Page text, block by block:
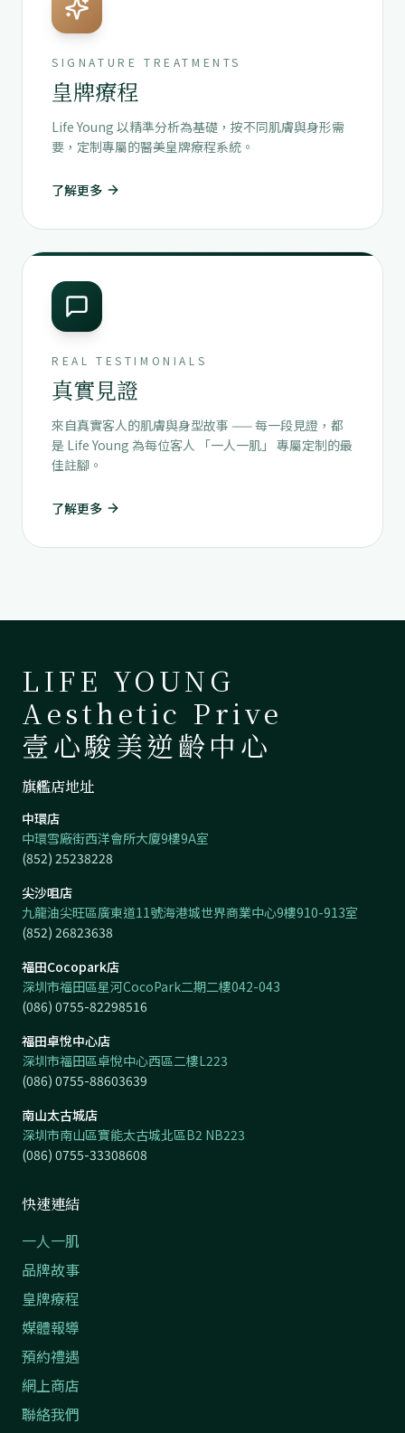
SIGNATURE TREATMENTS
皇牌療程
Life Young 以精準分析為基礎，按不同肌膚與身形需
要，定制專屬的醫美皇牌療程系統。
了解更多
REAL TESTIMONIALS
真實見證
來自真實客人的肌膚與身型故事 —— 每一段見證，都
是 Life Young 為每位客人 「一人一肌」 專屬定制的最
佳註腳。
了解更多
LIFE YOUNG
Aesthetic Prive
壹心駿美逆齡中心
旗艦店地址
中環店
中環雪廠街西洋會所大廈9樓9A室
(852) 25238228
尖沙咀店
九龍油尖旺區廣東道11號海港城世界商業中心9樓910-913室
(852) 26823638
福田Cocopark店
深圳市福田區星河CocoPark二期二樓042-043
(086) 0755-82298516
福田卓悅中心店
深圳市福田區卓悅中心西區二樓L223
(086) 0755-88603639
南山太古城店
深圳市南山區寶能太古城北區B2 NB223
(086) 0755-33308608
快速連結
一人一肌
品牌故事
皇牌療程
媒體報導
預約禮遇
網上商店
聯絡我們